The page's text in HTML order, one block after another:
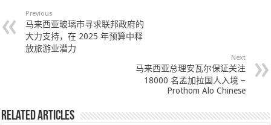
Previous
马来西亚玻璃市寻求联邦政府的
大力支持，在 2025 年预算中释
放旅游业潜力
Next
马来西亚总理安瓦尔保证关注
18000 名孟加拉国人入境 –
Prothom Alo Chinese
Related Articles